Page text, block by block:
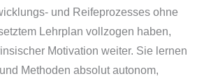
und Reifeprozesses ohne
Lehrplan vollzogen haben,
Motivation weiter. Sie lernen
Methoden absolut autonom,